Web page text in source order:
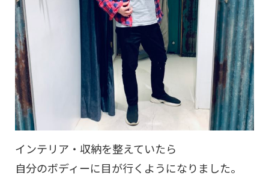
インテリア・収納を整えていたら
自分のボディーに目が行くようになりました。